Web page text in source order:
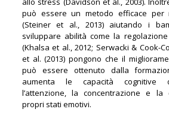
può essere un metodo efficace per
(Steiner et al., 2013) aiutando i
sviluppare abilità come la
(Khalsa et al., 2012; Serwacki & Cook-
et al. (2013) pongono che il
può essere ottenuto dalla
aumenta le capacità cognitive
l’attenzione, la concentrazione e la
propri stati emotivi.